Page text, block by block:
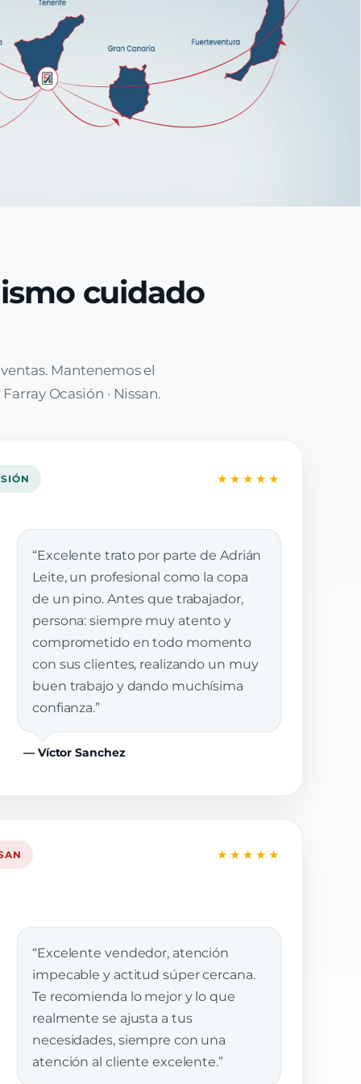
cuidado
Mantenemos el
Ocasión · Nissan.
★★★★★
“Excelente trato por parte de Adrián
Leite, un profesional como la copa
de un pino. Antes que trabajador,
persona: siempre muy atento y
comprometido en todo momento
con sus clientes, realizando un muy
buen trabajo y dando muchísima
confianza.”
— Víctor Sanchez
★★★★★
“Excelente vendedor, atención
impecable y actitud súper cercana.
Te recomienda lo mejor y lo que
realmente se ajusta a tus
necesidades, siempre con una
atención al cliente excelente.”